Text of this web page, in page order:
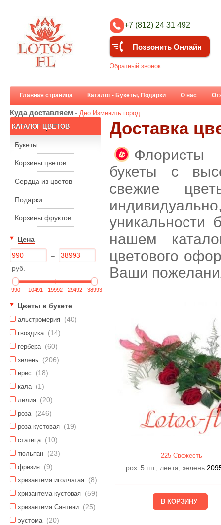
+7 (812) 24 31 492
Позвонить Онлайн
Обратный звонок
Главная страница Каталог - Букеты, Подарки О нас
Куда доставляем - Дно Изменить город
КАТАЛОГ ЦВЕТОВ
Букеты
Корзины цветов
Сердца из цветов
Подарки
Корзины фруктов
Цена
–
руб.
990 10491 19992 29492 38993
Цветы в букете
альстромерия (40)
гвоздика (14)
гербера (60)
зелень (206)
ирис (18)
кала (1)
лилия (20)
роза (246)
роза кустовая (19)
статица (10)
тюльпан (23)
фрезия (9)
хризантема иголчатая (8)
хризантема кустовая (59)
хризантема Сантини (25)
эустома (20)
Доставка
Флористы
букеты с
свежие
уникальности
нашем
цветового
Ваши
225 Свежесть
роз. 5 шт., лента, зелень